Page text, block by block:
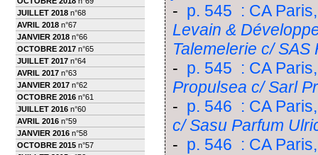
JUILLET 2018 n°68
AVRIL 2018 n°67
JANVIER 2018 n°66
OCTOBRE 2017 n°65
JUILLET 2017 n°64
AVRIL 2017 n°63
JANVIER 2017 n°62
OCTOBRE 2016 n°61
JUILLET 2016 n°60
AVRIL 2016 n°59
JANVIER 2016 n°58
OCTOBRE 2015 n°57
- p. 545 : CA
Levain &
Talemelerie c/
- p. 545 : CA
Propulsea c/ Sarl
- p. 546 : CA
c/ Sasu Parfum
- p. 546 : CA